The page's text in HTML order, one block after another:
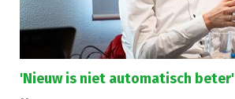
'Nieuw is niet automatisch beter'